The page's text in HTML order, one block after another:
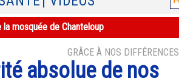
mosquée de Chanteloup
GRÂCE À NOS DIFFÉRENCES
absolue de nos